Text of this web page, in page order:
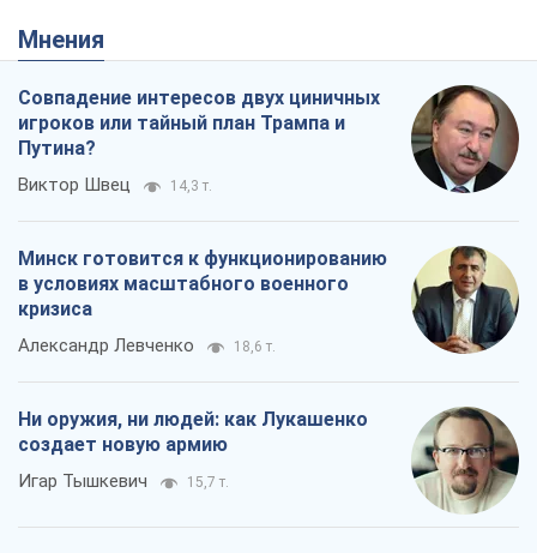
Мнения
Совпадение интересов двух циничных
игроков или тайный план Трампа и
Путина?
Виктор Швец 14,3 т.
Минск готовится к функционированию
в условиях масштабного военного
кризиса
Александр Левченко 18,6 т.
Ни оружия, ни людей: как Лукашенко
создает новую армию
Игар Тышкевич 15,7 т.